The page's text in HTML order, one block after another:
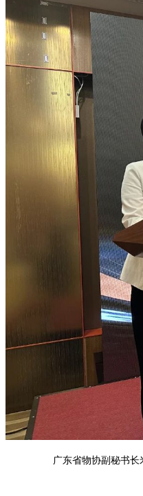
广东省物协副秘书长